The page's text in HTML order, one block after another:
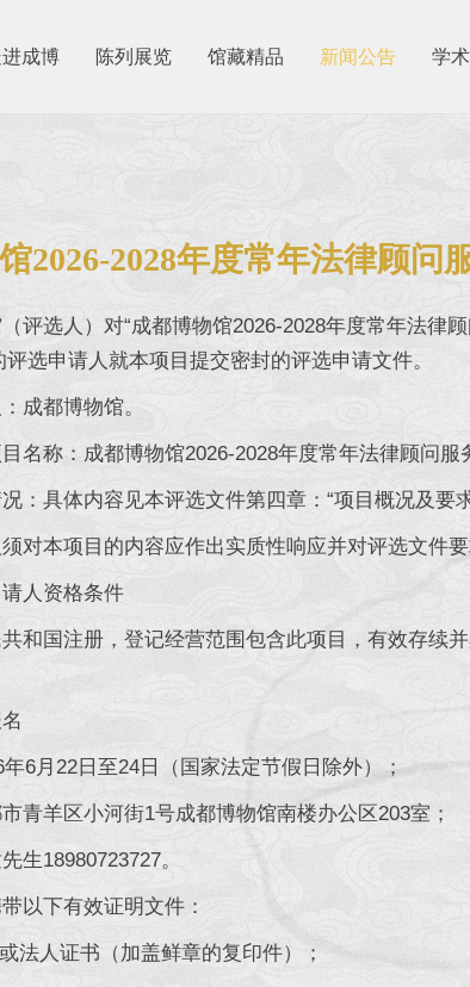
成博 陈列展览 馆藏精品 新闻公告 学
2026-2028年度常年法律顾问
选人）对“成都博物馆2026-2028年度常年法律
选申请人就本项目提交密封的评选申请文件。
都博物馆。
称：成都博物馆2026-2028年度常年法律顾问服
具体内容见本评选文件第四章：“项目概况及要求
本项目的内容应作出实质性响应并对评选文件要
人资格条件
国注册，登记经营范围包含此项目，有效存续
6月22日至24日（国家法定节假日除外）；
羊区小河街1号成都博物馆南楼办公区203室；
18980723727。
下有效证明文件：
人证书（加盖鲜章的复印件）；